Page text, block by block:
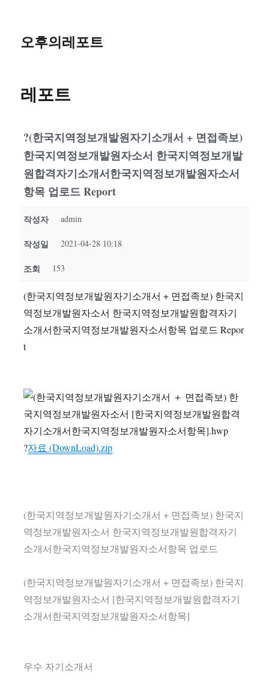
오후의레포트
레포트
?(한국지역정보개발원자기소개서 + 면접족보)
한국지역정보개발원자소서 한국지역정보개발
원합격자기소개서한국지역정보개발원자소서
항목 업로드 Report
작성자 admin
작성일 2021-04-28 10:18
조회 153
(한국지역정보개발원자기소개서 + 면접족보) 한국지
역정보개발원자소서 한국지역정보개발원합격자기
소개서한국지역정보개발원자소서항목 업로드 Repor
t
?자료 (DownLoad).zip
(한국지역정보개발원자기소개서 + 면접족보) 한국지
역정보개발원자소서 한국지역정보개발원합격자기
소개서한국지역정보개발원자소서항목 업로드
(한국지역정보개발원자기소개서 + 면접족보) 한국지
역정보개발원자소서 [한국지역정보개발원합격자기
소개서한국지역정보개발원자소서항목]
우수 자기소개서